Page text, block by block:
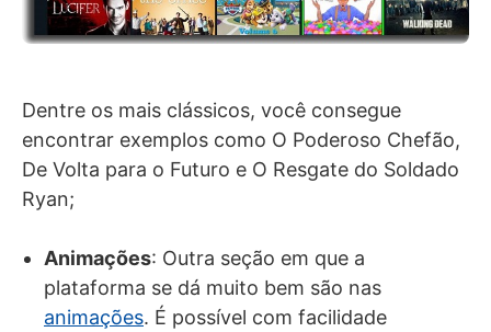
Dentre os mais clássicos, você consegue
encontrar exemplos como O Poderoso Chefão,
De Volta para o Futuro e O Resgate do Soldado
Ryan;
Animações: Outra seção em que a
plataforma se dá muito bem são nas
animações. É possível com facilidade